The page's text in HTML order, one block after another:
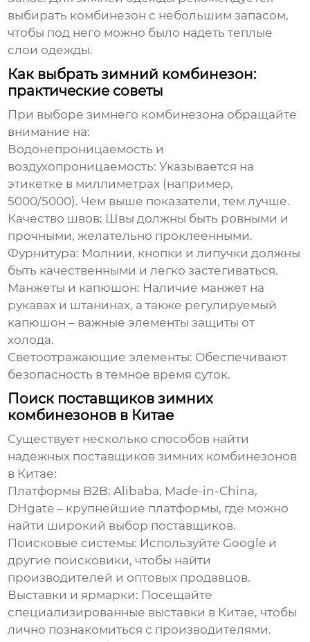
выбирать комбинезон с небольшим запасом,
чтобы под него можно было надеть теплые
слои одежды.
Как выбрать зимний комбинезон:
практические советы
При выборезимнего комбинезона обращайте
внимание на:
Водонепроницаемость и
воздухопроницаемость: Указывается на
этикетке в миллиметрах (например,
5000/5000). Чем выше показатели, тем лучше.
Качество швов: Швы должны быть ровными и
прочными, желательно проклеенными.
Фурнитура: Молнии, кнопки и липучки должны
быть качественными и легко застегиваться.
Манжеты и капюшон: Наличие манжет на
рукавах и штанинах, а также регулируемый
капюшон – важные элементы защиты от
холода.
Светоотражающие элементы: Обеспечивают
безопасность в темное время суток.
Поиск поставщиков зимних
комбинезонов в Китае
Существует несколько способов найти
надежных поставщиковзимних комбинезонов
в Китае:
Платформы B2B: Alibaba, Made-in-China,
DHgate – крупнейшие платформы, где можно
найти широкий выбор поставщиков.
Поисковые системы: Используйте Google и
другие поисковики, чтобы найти
производителей и оптовых продавцов.
Выставки и ярмарки: Посещайте
специализированные выставки в Китае, чтобы
лично познакомиться с производителями.